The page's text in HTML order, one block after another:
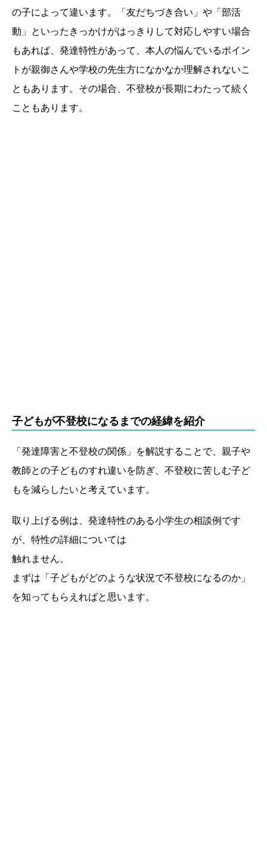
の子によって違います。「友だちづき合い」や「部活
動」といったきっかけがはっきりして対応しやすい場合
もあれば、発達特性があって、本人の悩んでいるポイン
トが親御さんや学校の先生方になかなか理解されないこ
ともあります。その場合、不登校が長期にわたって続く
こともあります。
子どもが不登校になるまでの経緯を紹介
「発達障害と不登校の関係」を解説することで、親子や
教師との子どものすれ違いを防ぎ、不登校に苦しむ子ど
もを減らしたいと考えています。
取り上げる例は、発達特性のある小学生の相談例です
が、特性の詳細については
触れません。
まずは「子どもがどのような状況で不登校になるのか」
を知ってもらえればと思います。